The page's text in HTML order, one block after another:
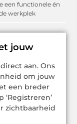
een functionele én
werkplek
jouw
aan. Ons
om jouw
een breder
zichtbaarheid